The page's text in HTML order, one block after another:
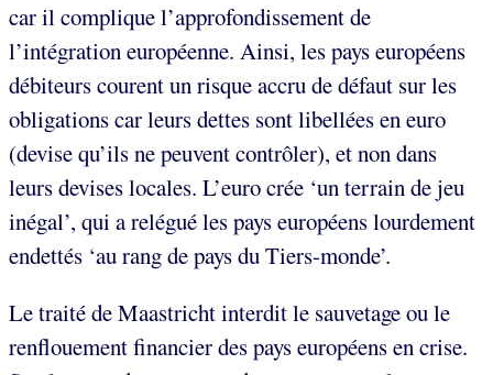
car il complique l’approfondissement de
l’intégration européenne. Ainsi, les pays européens
débiteurs courent un risque accru de défaut sur les
obligations car leurs dettes sont libellées en euro
(devise qu’ils ne peuvent contrôler), et non dans
leurs devises locales. L’euro crée ‘un terrain de jeu
inégal’, qui a relégué les pays européens lourdement
endettés ‘au rang de pays du Tiers-monde’.
Le traité de Maastricht interdit le sauvetage ou le
renflouement financier des pays européens en crise.